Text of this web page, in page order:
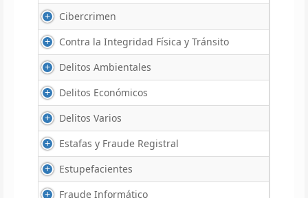
Cibercrimen
Contra la Integridad Física y Tránsito
Delitos Ambientales
Delitos Económicos
Delitos Varios
Estafas y Fraude Registral
Estupefacientes
Fraude Informático